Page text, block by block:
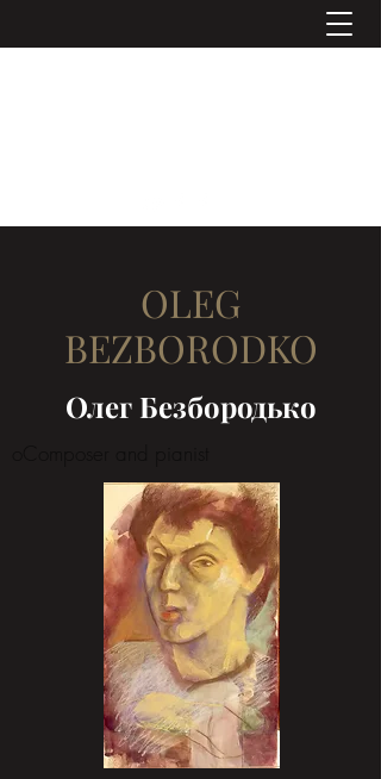
OLEG
BEZBORODKO
Олег Безбородько